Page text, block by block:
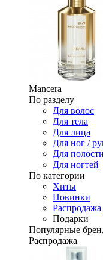
Mancera
По разделу
Для волос
Для тела
Для лица
Для ног /
Для
Для ногтей
По категории
Хиты
Новинки
Распродажа
Подарки
Популярные
Распродажа